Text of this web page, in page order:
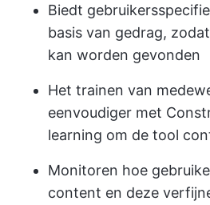
Biedt
basis van gedrag,
kan worden gevonden
Het trainen van
eenvoudiger met
learning om de tool
Monitoren hoe
content en deze